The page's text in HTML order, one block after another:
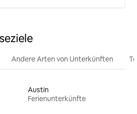
Andere Arten von Unterkünften
Austin
Ferienunterkünfte